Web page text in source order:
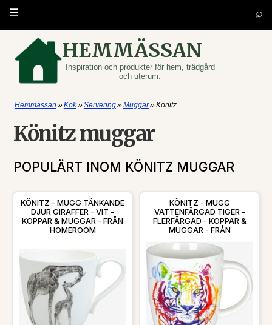
HEMMÄSSAN
Inspiration och produkter för hem, trädgård
och uterum.
☰ ⌕
Hemmässan »Kök»Servering»Muggar»Könitz
Könitz muggar
POPULÄRT INOM KÖNITZ MUGGAR
KÖNITZ - MUGG TÄNKANDE
DJUR GIRAFFER - VIT -
KOPPAR & MUGGAR - FRÅN
HOMEROOM
KÖNITZ - MUGG
VATTENFÄRGAD TIGER -
FLERFÄRGAD - KOPPAR &
MUGGAR - FRÅN